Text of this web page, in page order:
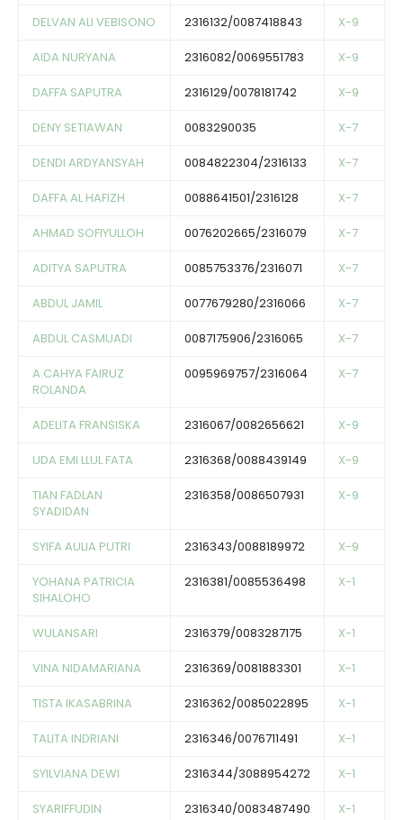
DELVAN ALI VEBISONO 2316132/0087418843 X-9
AIDA NURYANA 2316082/0069551783 X-9
DAFFA SAPUTRA 2316129/0078181742 X-9
DENY SETIAWAN 0083290035 X-7
DENDI ARDYANSYAH 0084822304/2316133 X-7
DAFFA AL HAFIZH 0088641501/2316128 X-7
AHMAD SOFIYULLOH 0076202665/2316079 X-7
ADITYA SAPUTRA 0085753376/2316071 X-7
ABDUL JAMIL 0077679280/2316066 X-7
ABDUL CASMUADI 0087175906/2316065 X-7
A.CAHYA FAIRUZ
ROLANDA
0095969757/2316064 X-7
ADELITA FRANSISKA 2316067/0082656621 X-9
UDA EMI LLUL FATA 2316368/0088439149 X-9
TIAN FADLAN
SYADIDAN
2316358/0086507931 X-9
SYIFA AULIA PUTRI 2316343/0088189972 X-9
YOHANA PATRICIA
SIHALOHO
2316381/0085536498 X-1
WULANSARI 2316379/0083287175 X-1
VINA NIDAMARIANA 2316369/0081883301 X-1
TISTA IKASABRINA 2316362/0085022895 X-1
TALITA INDRIANI 2316346/0076711491 X-1
SYILVIANA DEWI 2316344/3088954272 X-1
SYARIFFUDIN 2316340/0083487490 X-1